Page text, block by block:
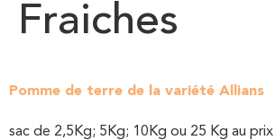
Fraiches
Pomme de terre de la variété Allians
sac de 2,5Kg; 5Kg; 10Kg ou 25 Kg au